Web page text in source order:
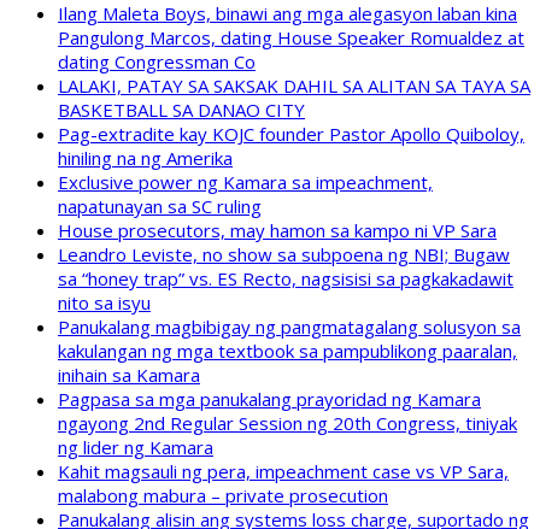
Ilang Maleta Boys, binawi ang mga alegasyon laban kina
Pangulong Marcos, dating House Speaker Romualdez at
dating Congressman Co
LALAKI, PATAY SA SAKSAK DAHIL SA ALITAN SA TAYA SA
BASKETBALL SA DANAO CITY
Pag-extradite kay KOJC founder Pastor Apollo Quiboloy,
hiniling na ng Amerika
Exclusive power ng Kamara sa impeachment,
napatunayan sa SC ruling
House prosecutors, may hamon sa kampo ni VP Sara
Leandro Leviste, no show sa subpoena ng NBI; Bugaw
sa “honey trap” vs. ES Recto, nagsisisi sa pagkakadawit
nito sa isyu
Panukalang magbibigay ng pangmatagalang solusyon sa
kakulangan ng mga textbook sa pampublikong paaralan,
inihain sa Kamara
Pagpasa sa mga panukalang prayoridad ng Kamara
ngayong 2nd Regular Session ng 20th Congress, tiniyak
ng lider ng Kamara
Kahit magsauli ng pera, impeachment case vs VP Sara,
malabong mabura – private prosecution
Panukalang alisin ang systems loss charge, suportado ng